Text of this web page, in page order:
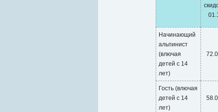
Начинающий
альпинист
(влючая
детей с 14
лет)
Гость (влючая
детей с 14
лет)